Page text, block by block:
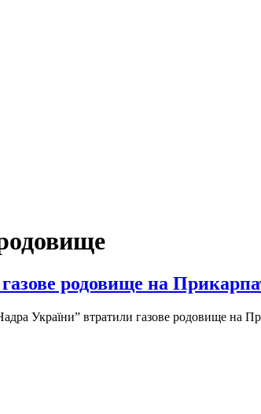
родовище на
України” втратили газове родовище на